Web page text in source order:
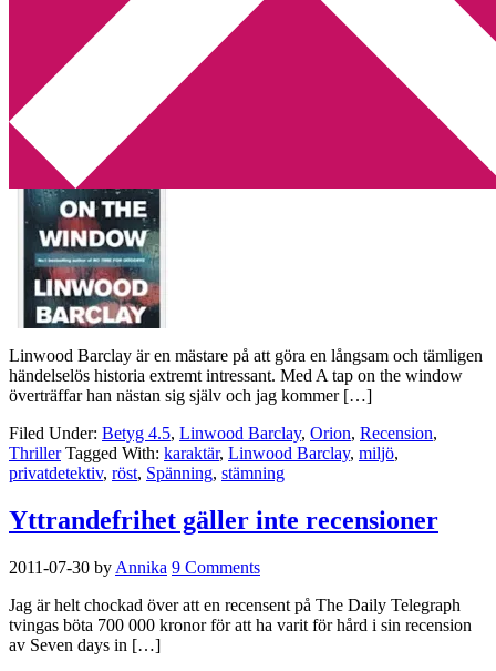
You are here:Home Archives for stämning
Recension: A tap on the window av
Linwood Barclay
2014-01-02 byAnnika
Linwood Barclay är en mästare på att göra en långsam och tämligen
händelselös historia extremt intressant. Med A tap on the window
överträffar han nästan sig själv och jag kommer […]
Filed Under: Betyg 4.5, Linwood Barclay, Orion, Recension,
Thriller Tagged With: karaktär, Linwood Barclay, miljö,
privatdetektiv, röst, Spänning, stämning
Yttrandefrihet gäller inte recensioner
2011-07-30 by Annika 9 Comments
Jag är helt chockad över att en recensent på The Daily Telegraph
tvingas böta 700 000 kronor för att ha varit för hård i sin recension
av Seven days in […]